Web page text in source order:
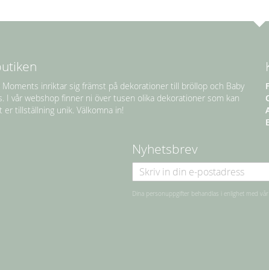
inriktar sig främst på dekorationer till bröllop och Baby
I vår webshop finner ni över tusen olika dekorationer som kan
er tillställning unik. Välkomna in!
Nyhetsbrev
Dina personuppgifter behandlas i enlighet med vår